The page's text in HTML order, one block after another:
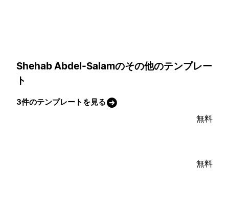
Shehab Abdel-Salamのその他のテンプレー
ト
3件のテンプレートを見る
無料
無料